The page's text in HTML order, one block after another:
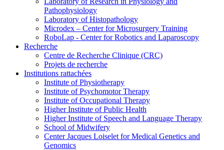
Pathophysiology
Laboratory of Histopathology
Microdex – Center for Microsurgery Training
RoboLap - Center for Robotics and Laparoscopy
Recherche
Centre de Recherche Clinique (CRC)
Projets de recherche
Institutions rattachées
Institute of Physiotherapy
Institute of Psychomotor Therapy
Institute of Occupational Therapy
Higher Institute of Public Health
Higher Institute of Speech and Language Therapy
School of Midwifery
Center Jacques Loiselet for Medical Genetics and
Genomics